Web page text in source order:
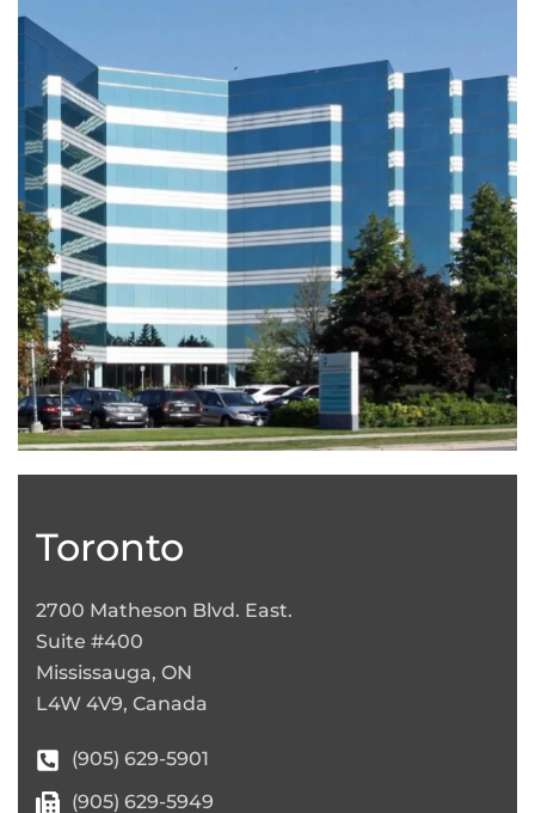
−
Leaflet|©OpenStreetMap
Toronto
2700 Matheson Blvd. East.
Suite #400
Mississauga, ON
L4W 4V9, Canada
(905) 629-5901
(905) 629-5949